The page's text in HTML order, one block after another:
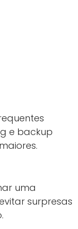
e backup
uma
surpresas